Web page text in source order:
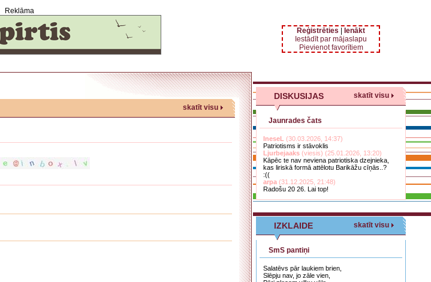
Reklāma
Reģistrēties
Ienākt
Iestādīt par mājaslapu
Pievienot favorītiem
skatīt visu
DISKUSIJAS skatīt visu
Jaunrades čats
IneseL (30.03.2026, 14:37)
Patriotisms ir stāvoklis
Ljurbejaaks (viesis) (25.01.2026, 13:20)
Kāpēc te nav neviena patriotiska dzejnieka,
kas liriskā formā attēlotu Barikāžu cīņās..?
:((
arpa (31.12.2025, 21:48)
Radošu 20 26. Lai top!
IZKLAIDE skatīt visu
SmS pantiņi
Salatēvs pār laukiem brien,
Slēpju nav, jo zāle vien,